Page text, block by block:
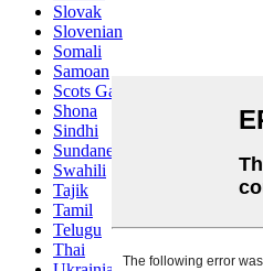
Slovak
Slovenian
Somali
Samoan
Scots Gaelic
Shona
Sindhi
Sundanese
Swahili
Tajik
Tamil
Telugu
Thai